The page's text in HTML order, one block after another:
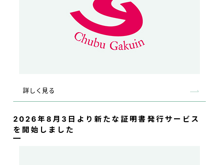
詳しく見る
2026年8月3日より新たな証明書発行サービス
を開始しました